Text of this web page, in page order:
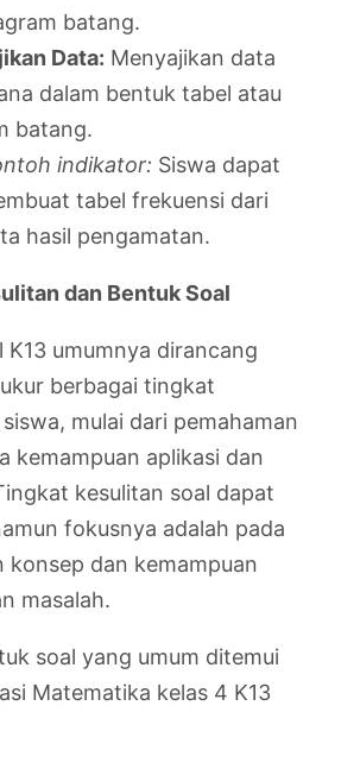
batang.
Data: Menyajikan data
dalam bentuk tabel atau
batang.
indikator: Siswa dapat
tabel frekuensi dari
hasil pengamatan.
dan Bentuk Soal
K13 umumnya dirancang
berbagai tingkat
mulai dari pemahaman
kemampuan aplikasi dan
kesulitan soal dapat
fokusnya adalah pada
konsep dan kemampuan
masalah.
soal yang umum ditemui
Matematika kelas 4 K13